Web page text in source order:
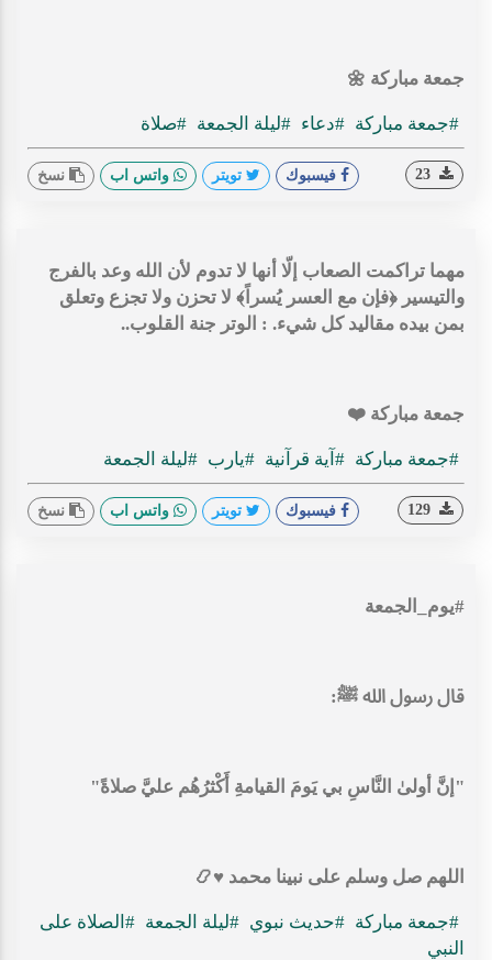
جمعة مباركة 🌼
#جمعة مباركة #دعاء #ليلة الجمعة #صلاة
فيسبوك تويتر واتس اب نسخ
مهما تراكمت الصعاب إلّا أنها لا تدوم لأن الله وعد بالفرج
والتيسير ‏﴿فإن مع العسر يُسراً﴾ ‏لا تحزن ولا تجزع وتعلق
بمن بيده مقاليد كل شيء. : الوتر جنة القلوب..
جمعة مباركة ❤️
#جمعة مباركة #آية قرآنية #يارب #ليلة الجمعة
فيسبوك تويتر واتس اب نسخ
#يوم_الجمعة
‏قال رسول الله ﷺ:
‏"إنَّ أولىٰ النَّاسِ بي يَومَ القيامةِ أَكْثرُهُم عليَّ صلاةً"
‏اللهم صل وسلم على نبينا محمد ♥️📿
#جمعة مباركة #حديث نبوي #ليلة الجمعة #الصلاة على
النبي